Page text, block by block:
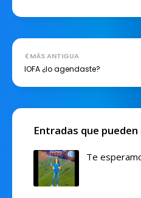
MÁS ANTIGUA
IOFA ¿lo agendaste?
Entradas que
Te